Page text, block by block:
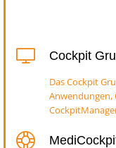
Cockpit
Das Cockpit
Anwendungen,